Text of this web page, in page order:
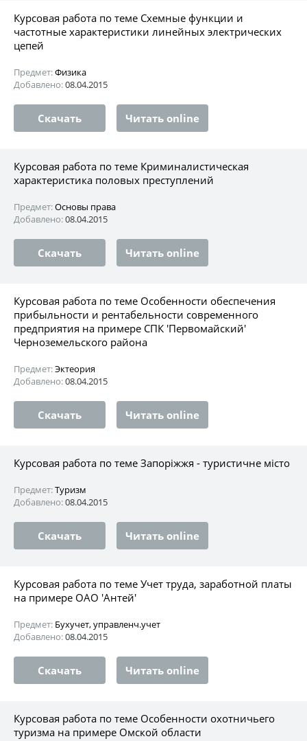
Курсовая работа по теме Схемные функции и
частотные характеристики линейных электрических
цепей
Предмет:Физика
Добавлено:08.04.2015
Скачать Читать online
Курсовая работа по теме Криминалистическая
характеристика половых преступлений
Предмет:Основы права
Добавлено:08.04.2015
Скачать Читать online
Курсовая работа по теме Особенности обеспечения
прибыльности и рентабельности современного
предприятия на примере СПК 'Первомайский'
Черноземельского района
Предмет:Эктеория
Добавлено:08.04.2015
Скачать Читать online
Курсовая работа по теме Запоріжжя - туристичне місто
Предмет:Туризм
Добавлено:08.04.2015
Скачать Читать online
Курсовая работа по теме Учет труда, заработной платы
на примере ОАО 'Антей'
Предмет: Бухучет, управленч.учет
Добавлено:08.04.2015
Скачать Читать online
Курсовая работа по теме Особенности охотничьего
туризма на примере Омской области